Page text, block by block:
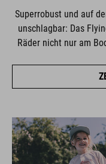
Superrobust und auf
unschlagbar: Das
Räder nicht nur am